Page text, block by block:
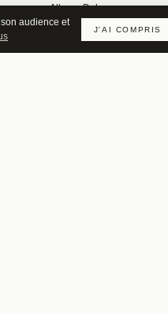
Albane Delacommune
audience et
J'AI COMPRIS